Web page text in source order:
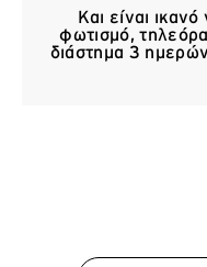
Και είναι
φωτισμό,
διάστημα 3